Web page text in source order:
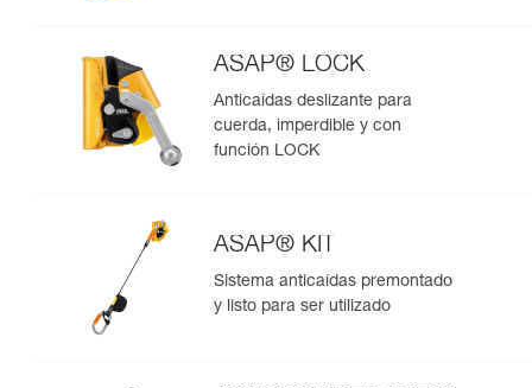
ASAP® LOCK
Anticaídas deslizante para
cuerda, imperdible y con
función LOCK
ASAP® KIT
Sistema anticaídas premontado
y listo para ser utilizado